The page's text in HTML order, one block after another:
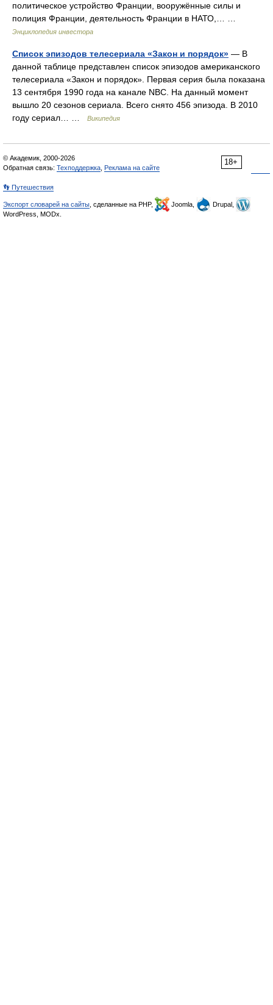
политическое устройство Франции, вооружённые силы и
полиция Франции, деятельность Франции в НАТО,… …
Энциклопедия инвестора
Список эпизодов телесериала «Закон и порядок» — В
данной таблице представлен список эпизодов американского
телесериала «Закон и порядок». Первая серия была показана
13 сентября 1990 года на канале NBC. На данный момент
вышло 20 сезонов сериала. Всего снято 456 эпизода. В 2010
году сериал… …
Википедия
18+
© Академик, 2000-2026
Обратная связь: Техподдержка Реклама на сайте
👣 Путешествия
Экспорт словарей на сайты , сделанные на PHP, Joomla,
Drupal,
WordPress, MODx.